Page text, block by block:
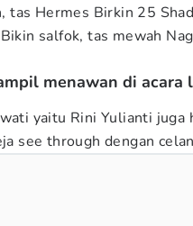
tas Hermes Birkin 25
salfok, tas mewah
menawan di acara
yaitu Rini Yulianti juga
see through dengan